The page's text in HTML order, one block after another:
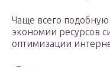
Чаще всего
экономии ресурсов
оптимизации